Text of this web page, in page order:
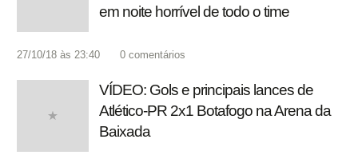
em noite horrível de todo o time
27/10/18 às 23:40 0 comentários
VÍDEO: Gols e principais lances de
Atlético-PR 2x1 Botafogo na Arena da
Baixada